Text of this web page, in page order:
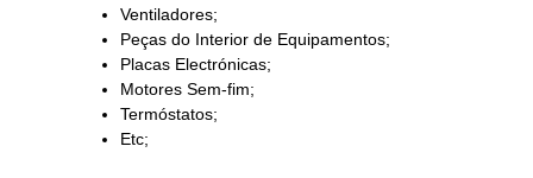
Ventiladores;
Peças do Interior de Equipamentos;
Placas Electrónicas;
Motores Sem-fim;
Termóstatos;
Etc;